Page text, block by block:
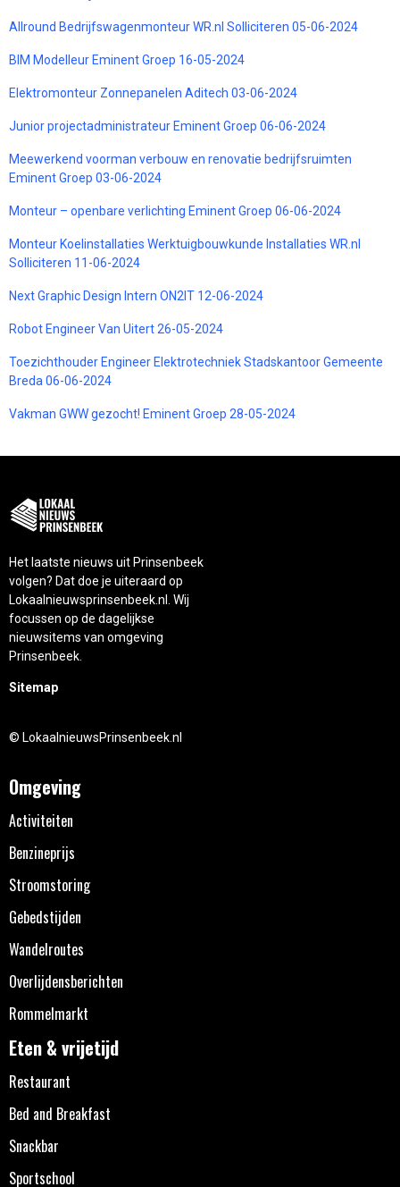
Allround Bedrijfswagenmonteur WR.nl Solliciteren 05-06-2024
BIM Modelleur Eminent Groep 16-05-2024
Elektromonteur Zonnepanelen Aditech 03-06-2024
Junior projectadministrateur Eminent Groep 06-06-2024
Meewerkend voorman verbouw en renovatie bedrijfsruimten
Eminent Groep 03-06-2024
Monteur – openbare verlichting Eminent Groep 06-06-2024
Monteur Koelinstallaties Werktuigbouwkunde Installaties WR.nl
Solliciteren 11-06-2024
Next Graphic Design Intern ON2IT 12-06-2024
Robot Engineer Van Uitert 26-05-2024
Toezichthouder Engineer Elektrotechniek Stadskantoor Gemeente
Breda 06-06-2024
Vakman GWW gezocht! Eminent Groep 28-05-2024
Het laatste nieuws uit Prinsenbeek
volgen? Dat doe je uiteraard op
Lokaalnieuwsprinsenbeek.nl. Wij
focussen op de dagelijkse
nieuwsitems van omgeving
Prinsenbeek.
Sitemap
© LokaalnieuwsPrinsenbeek.nl
Omgeving
Activiteiten
Benzineprijs
Stroomstoring
Gebedstijden
Wandelroutes
Overlijdensberichten
Rommelmarkt
Eten & vrijetijd
Restaurant
Bed and Breakfast
Snackbar
Sportschool